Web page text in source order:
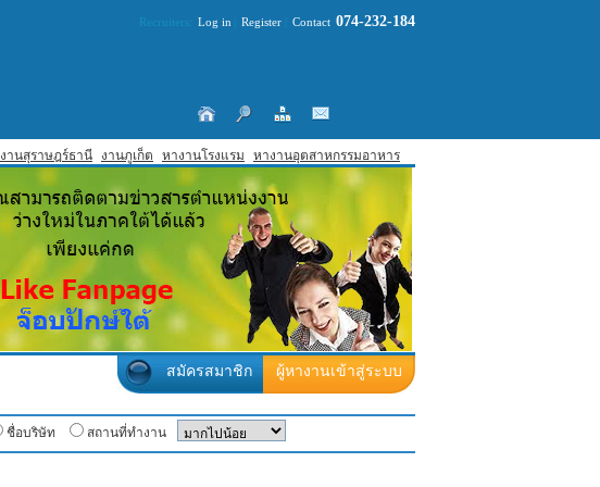
งานสุราษฎร์ธานี งานภูเก็ต หางานโรงแรม หางานอุตสาหกรรมอาหาร
Recruiters: Log in Register Contact 074-232-184
ผู้หางานเข้าสู่ระบบ
สมัครสมาชิก
ชื่อบริษัท สถานที่ทำงาน